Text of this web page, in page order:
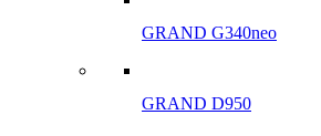
GRAND G340neo
GRAND D950